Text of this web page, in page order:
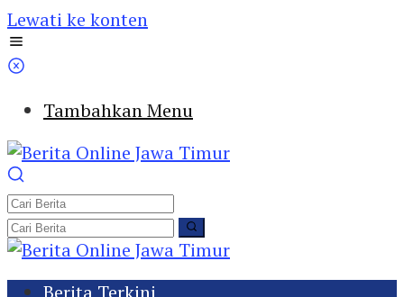
Lewati ke konten
Tambahkan Menu
Berita Terkini